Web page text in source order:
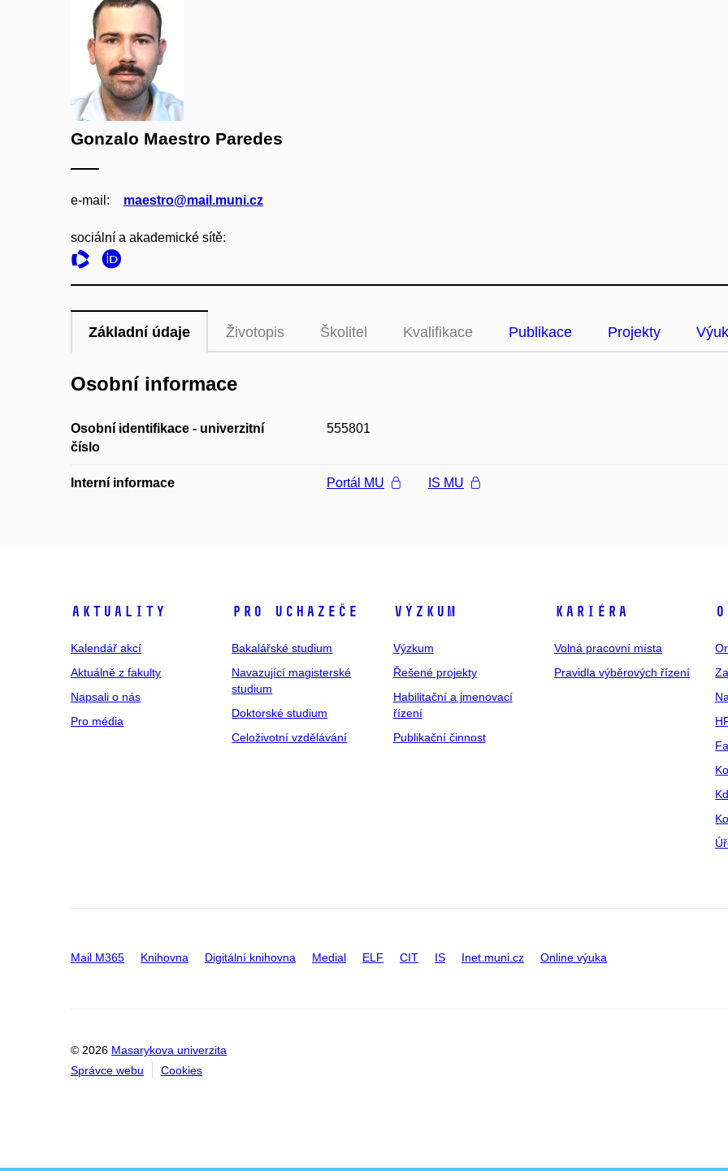
Gonzalo Maestro Paredes
e‑mail: maestro@mail.muni.cz
sociální a akademické sítě:
Základní údaje Životopis Školitel Kvalifikace Publikace Projekty
Osobní informace
Osobní identifikace - univerzitní
číslo
555801
Interní informace Portál MU IS MU
Aktuality
Kalendář akcí
Aktuálně z fakulty
Napsali o nás
Pro média
Pro uchazeče
Bakalářské studium
Navazující magisterské
studium
Doktorské studium
Celoživotní vzdělávání
Výzkum
Výzkum
Řešené projekty
Habilitační a jmenovací
řízení
Publikační činnost
Kariéra
Volná pracovní místa
Pravidla výběrových řízení
Mail M365 Knihovna Digitální knihovna Medial ELF CIT IS Inet.muni.cz Online výuka
© 2026 Masarykova univerzita
Správce webu
Cookies